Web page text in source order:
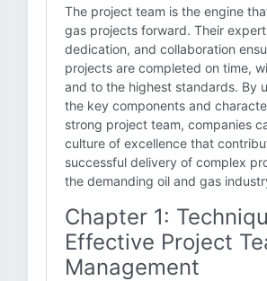
The project team is the engine
gas projects forward. Their
dedication, and collaboration
projects are completed on time,
and to the highest standards. By
the key components and
strong project team, companies
culture of excellence that
successful delivery of complex
the demanding oil and gas
Chapter 1:
Effective Project
Management